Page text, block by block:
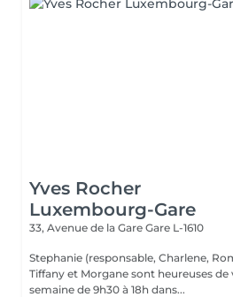
Yves Rocher
Luxembourg-Gare
33, Avenue de la Gare Gare L-1610
Stephanie (responsable, Charlene,
Tiffany et Morgane sont heureuses
semaine de 9h30 à 18h dans...